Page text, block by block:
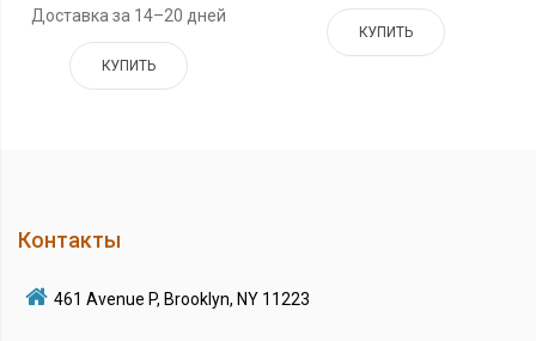
Доставка за 14–20 дней
КУПИТЬ
КУПИТЬ
Контакты
461 Avenue P, Brooklyn, NY 11223